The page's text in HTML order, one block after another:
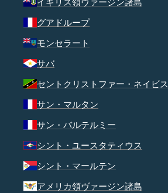
グアドループ
モンセラート
サバ
セントクリストファー・ネイビス
サン・マルタン
サン・バルテルミー
シント・ユースタティウス
シント・マールテン
アメリカ領ヴァージン諸島